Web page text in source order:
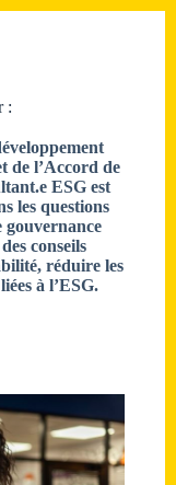
:
de l’Accord de
ESG est
les questions
gouvernance
conseils
réduire les
à l’ESG.